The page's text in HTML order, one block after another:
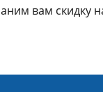
вам скидку